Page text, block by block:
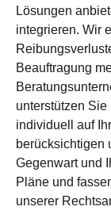
Lösungen
integrieren. Wir
Beauftragung
unterstützen
individuell auf
berücksichtigen
Gegenwart und
Pläne und
unserer